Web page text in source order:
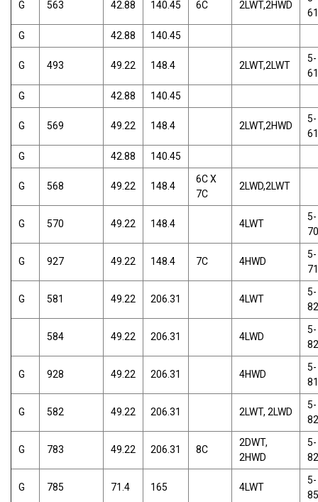
G 563 42.88 140.45 6C 2LWT,2HWD
G
42.88 140.45
G 493 49.22 148.4 2LWT,2LWT
5-
G
42.88 140.45
G 569 49.22 148.4 2LWT,2HWD
5-
G
42.88 140.45
G 568 49.22 148.4
6C X
7C
2LWD,2LWT
G 570 49.22 148.4 4LWT
5-
G 927 49.22 148.4 7C 4HWD
5-
G 581 49.22 206.31 4LWT
5-
584 49.22 206.31 4LWD
5-
G 928 49.22 206.31 4HWD
5-
G 582 49.22 206.31 2LWT, 2LWD
5-
G 783 49.22 206.31 8C
2DWT,
2HWD
5-
G 785 71.4 165 4LWT
5-